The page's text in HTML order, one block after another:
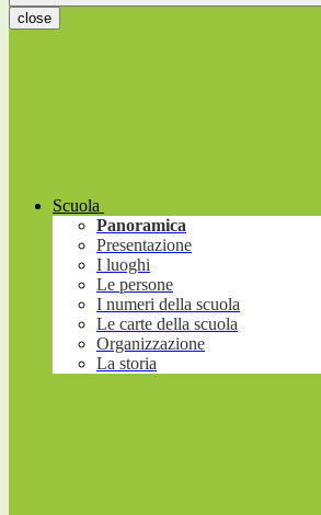
close
Scuola
Panoramica
Presentazione
I luoghi
Le persone
I numeri della scuola
Le carte della scuola
Organizzazione
La storia